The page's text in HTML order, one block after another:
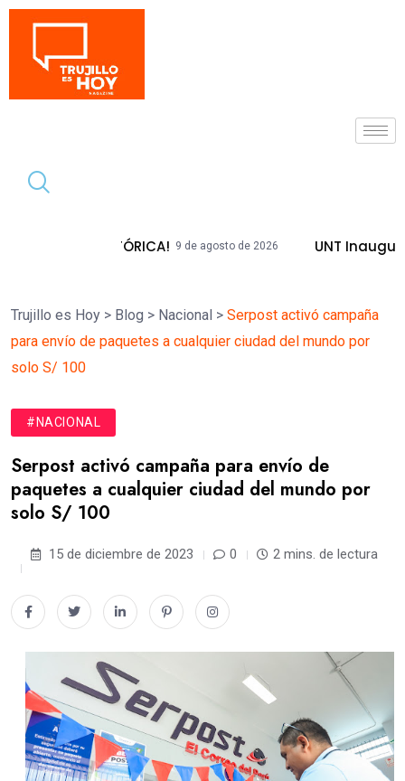
9 de agosto de 2026 UNT Inaugura Plazas
Trujillo es Hoy > Blog > Nacional > Serpost activó campaña
para envío de paquetes a cualquier ciudad del mundo por
solo S/ 100
#NACIONAL
Serpost activó campaña para envío de
paquetes a cualquier ciudad del mundo por
solo S/ 100
15 de diciembre de 2023 0 2 mins. de lectura